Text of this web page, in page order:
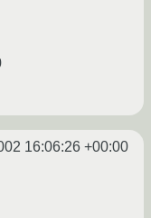
16:06:26 +00:00